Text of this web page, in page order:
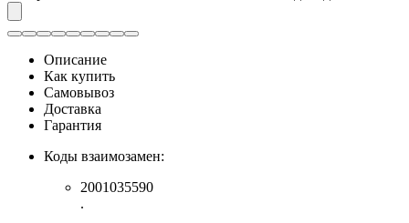
Описание
Как купить
Самовывоз
Доставка
Гарантия
Коды взаимозамен:
2001035590
.